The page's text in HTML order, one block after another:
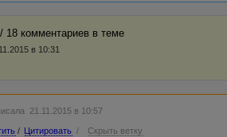
18 комментариев в темe
в 10:31
21.11.2015 в 10:57
/ Цитировать / Скрыть ветку